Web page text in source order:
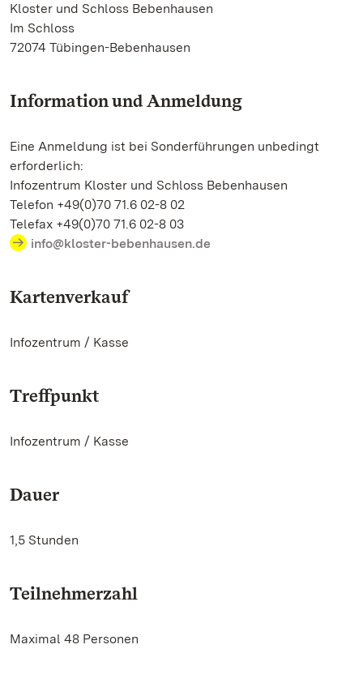
Kloster und Schloss Bebenhausen
Im Schloss
72074 Tübingen-Bebenhausen
Information und Anmeldung
Eine Anmeldung ist bei Sonderführungen unbedingt
erforderlich:
Infozentrum Kloster und Schloss Bebenhausen
Telefon +49(0)70 71.6 02-8 02
Telefax +49(0)70 71.6 02-8 03
info@kloster-bebenhausen.de
Kartenverkauf
Infozentrum / Kasse
Treffpunkt
Infozentrum / Kasse
Dauer
1,5 Stunden
Teilnehmerzahl
Maximal 48 Personen